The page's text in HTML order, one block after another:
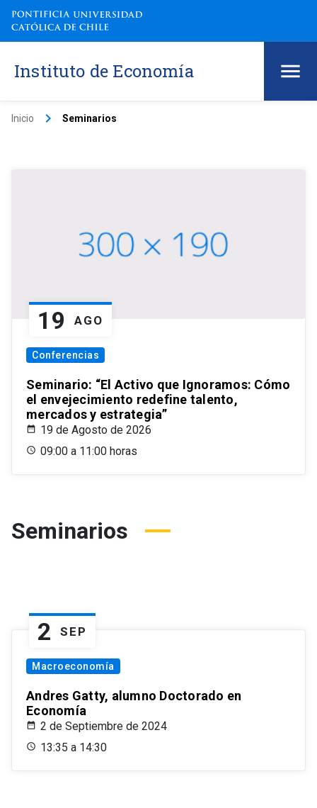
Instituto de Economía
Inicio keyboard_arrow_right Seminarios
19 AGO
Conferencias
Seminario: “El Activo que Ignoramos: Cómo
el envejecimiento redefine talento,
mercados y estrategia”
19 de Agosto de 2026
09:00 a 11:00 horas
Seminarios
2 SEP
Macroeconomía
Andres Gatty, alumno Doctorado en
Economía
2 de Septiembre de 2024
13:35 a 14:30